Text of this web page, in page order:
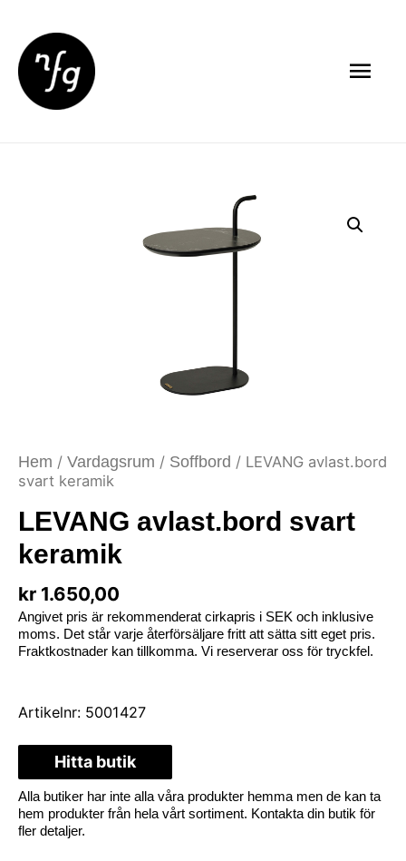
Hem / Vardagsrum / Soffbord / LEVANG avlast.bord
svart keramik
LEVANG avlast.bord svart
keramik
kr 1.650,00
Angivet pris är rekommenderat cirkapris i SEK och inklusive
moms. Det står varje återförsäljare fritt att sätta sitt eget pris.
Fraktkostnader kan tillkomma. Vi reserverar oss för tryckfel.
Artikelnr: 5001427
Hitta butik
Alla butiker har inte alla våra produkter hemma men de kan ta
hem produkter från hela vårt sortiment. Kontakta din butik för
fler detaljer.